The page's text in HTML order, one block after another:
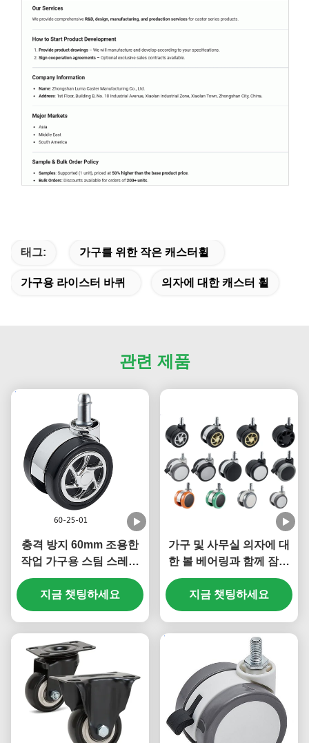
태그: 가구를 위한 작은 캐스터휠
가구용 라이스터 바퀴 의자에 대한 캐스터 휠
관련 제품
충격 방지 60mm 조용한
작업 가구용 스팀 스레드
바퀴
지금 챗팅하세요
가구 및 사무실 의자에 대
한 볼 베어링과 함께 잠금
가능한 회전 가능한 플라
스틱 바퀴
지금 챗팅하세요